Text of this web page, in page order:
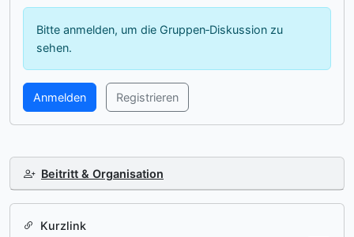
Bitte anmelden, um die Gruppen‑Diskussion zu
sehen.
Anmelden Registrieren
Beitritt & Organisation
Kurzlink